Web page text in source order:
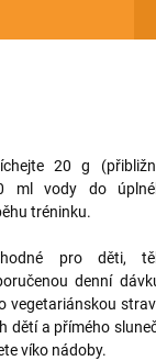
20 g
ml vody do
tréninku.
pro děti,
denní
vegetariánskou
dětí a přímého
víko nádoby.